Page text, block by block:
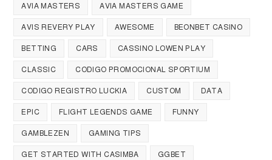
AVIA MASTERS AVIA MASTERS GAME
AVIS REVERY PLAY AWESOME BEONBET CASINO
BETTING CARS CASSINO LOWEN PLAY
CLASSIC CODIGO PROMOCIONAL SPORTIUM
CODIGO REGISTRO LUCKIA CUSTOM DATA
EPIC FLIGHT LEGENDS GAME FUNNY
GAMBLEZEN GAMING TIPS
GET STARTED WITH CASIMBA GGBET